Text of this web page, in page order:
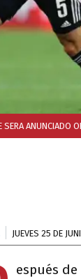
SERA ANUNCIADO
JUEVES 25 DE
espués